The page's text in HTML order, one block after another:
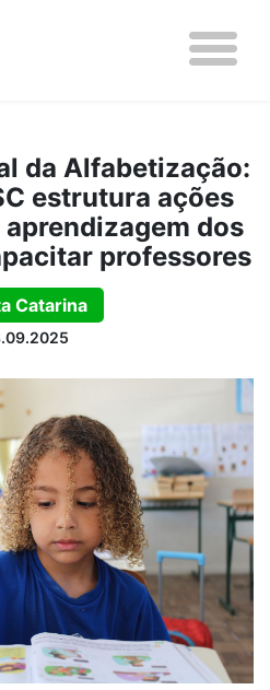
da Alfabetização:
estrutura ações
dos
professores
Catarina